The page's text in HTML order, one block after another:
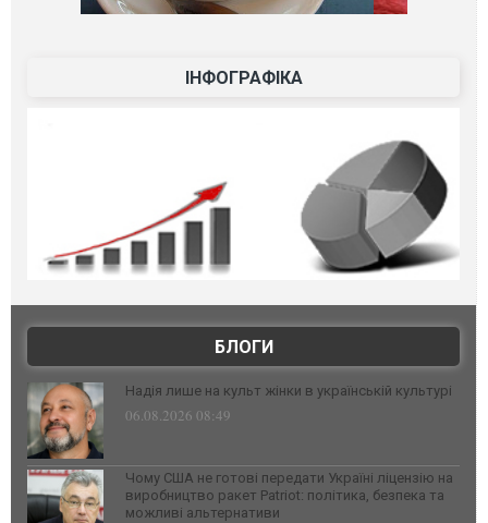
ІНФОГРАФІКА
БЛОГИ
Надія лише на культ жінки в українській культурі
06.08.2026 08:49
Чому США не готові передати Україні ліцензію на
виробництво ракет Patriot: політика, безпека та
можливі альтернативи